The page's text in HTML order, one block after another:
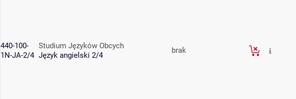
440-100-
1N-JA-2/4
Studium Języków Obcych
Język angielski 2/4
brak